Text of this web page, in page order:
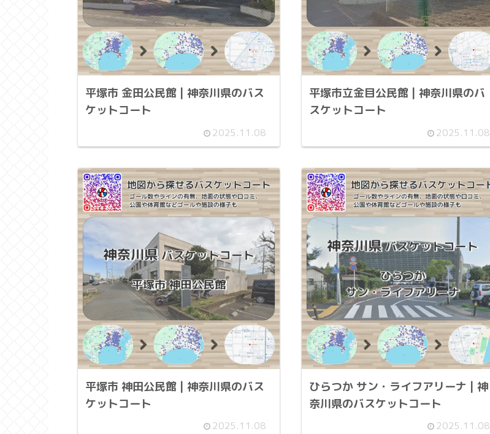
平塚市 金田公民館 | 神奈川県のバス
ケットコート
2025.11.08
平塚市立金目公民館 | 神奈川県のバ
スケットコート
2025.11.08
平塚市 神田公民館 | 神奈川県のバス
ケットコート
2025.11.08
ひらつか サン・ライフアリーナ | 神
奈川県のバスケットコート
2025.11.08